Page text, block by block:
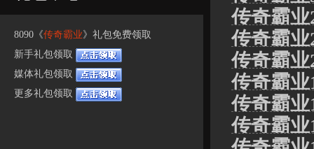
8090《传奇霸业》礼包免费领取
新手礼包领取
媒体礼包领取
更多礼包领取
传奇霸
传奇霸
传奇霸
传奇霸
传奇霸
传奇霸